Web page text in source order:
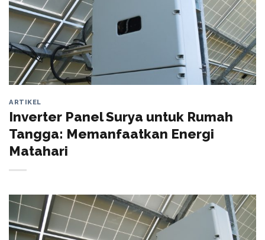
ARTIKEL
Inverter Panel Surya untuk Rumah
Tangga: Memanfaatkan Energi
Matahari